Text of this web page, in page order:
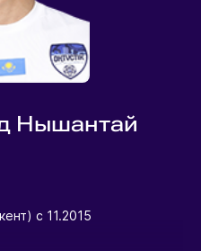
Нышантай
с 11.2015